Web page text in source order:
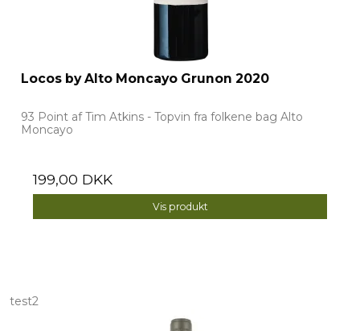
Locos by Alto Moncayo Grunon 2020
93 Point af Tim Atkins - Topvin fra folkene bag Alto
Moncayo
199,00 DKK
Vis produkt
test2